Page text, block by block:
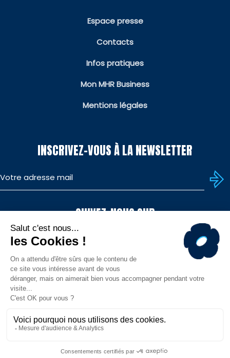
Espace presse
Contacts
Infos pratiques
Mon MHR Business
Mentions légales
INSCRIVEZ-VOUS À LA NEWSLETTER
SUIVEZ-NOUS SUR
TÉLÉCHARGEZ L'APP